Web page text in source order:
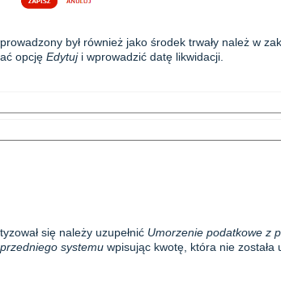
był również jako środek trwały należ w
opcję Edytuji wprowadzić datę likwidacji.
się należy uzupełnić Umorzenie podatkowe z
systemu wpisując kwotę, która nie została